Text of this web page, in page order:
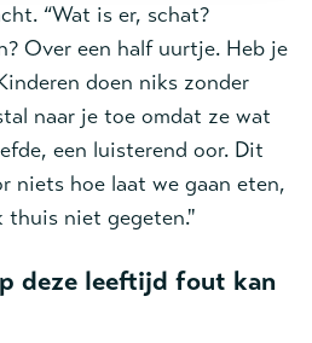
“Wat is er, schat?
Over een half uurtje. Heb je
doen niks zonder
naar je toe omdat ze wat
een luisterend oor. Dit
niets hoe laat we gaan eten,
thuis niet gegeten."
deze leeftijd fout kan